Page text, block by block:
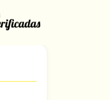
tuve una duda y me la